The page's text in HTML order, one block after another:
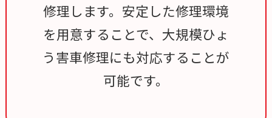
修理します。安定した修理環境
を用意することで、大規模ひょ
う害車修理にも対応することが
可能です。